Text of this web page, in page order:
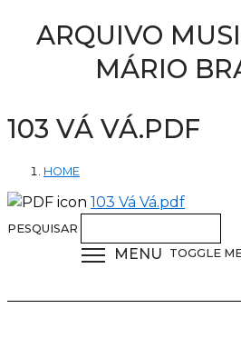
ARQUIVO
MÁRIO
103 VÁ VÁ.PDF
HOME
103 Vá Vá.pdf
PESQUISAR
MENU TOGGLE